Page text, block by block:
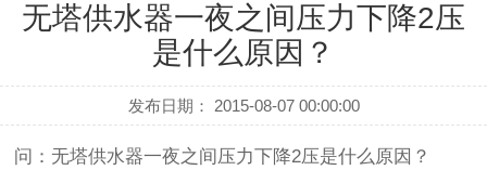
无塔供水器一夜之间压力下降2压
是什么原因？
发布日期： 2015-08-07 00:00:00
问： 无塔供水器一夜之间压力下降2压是什么原因？